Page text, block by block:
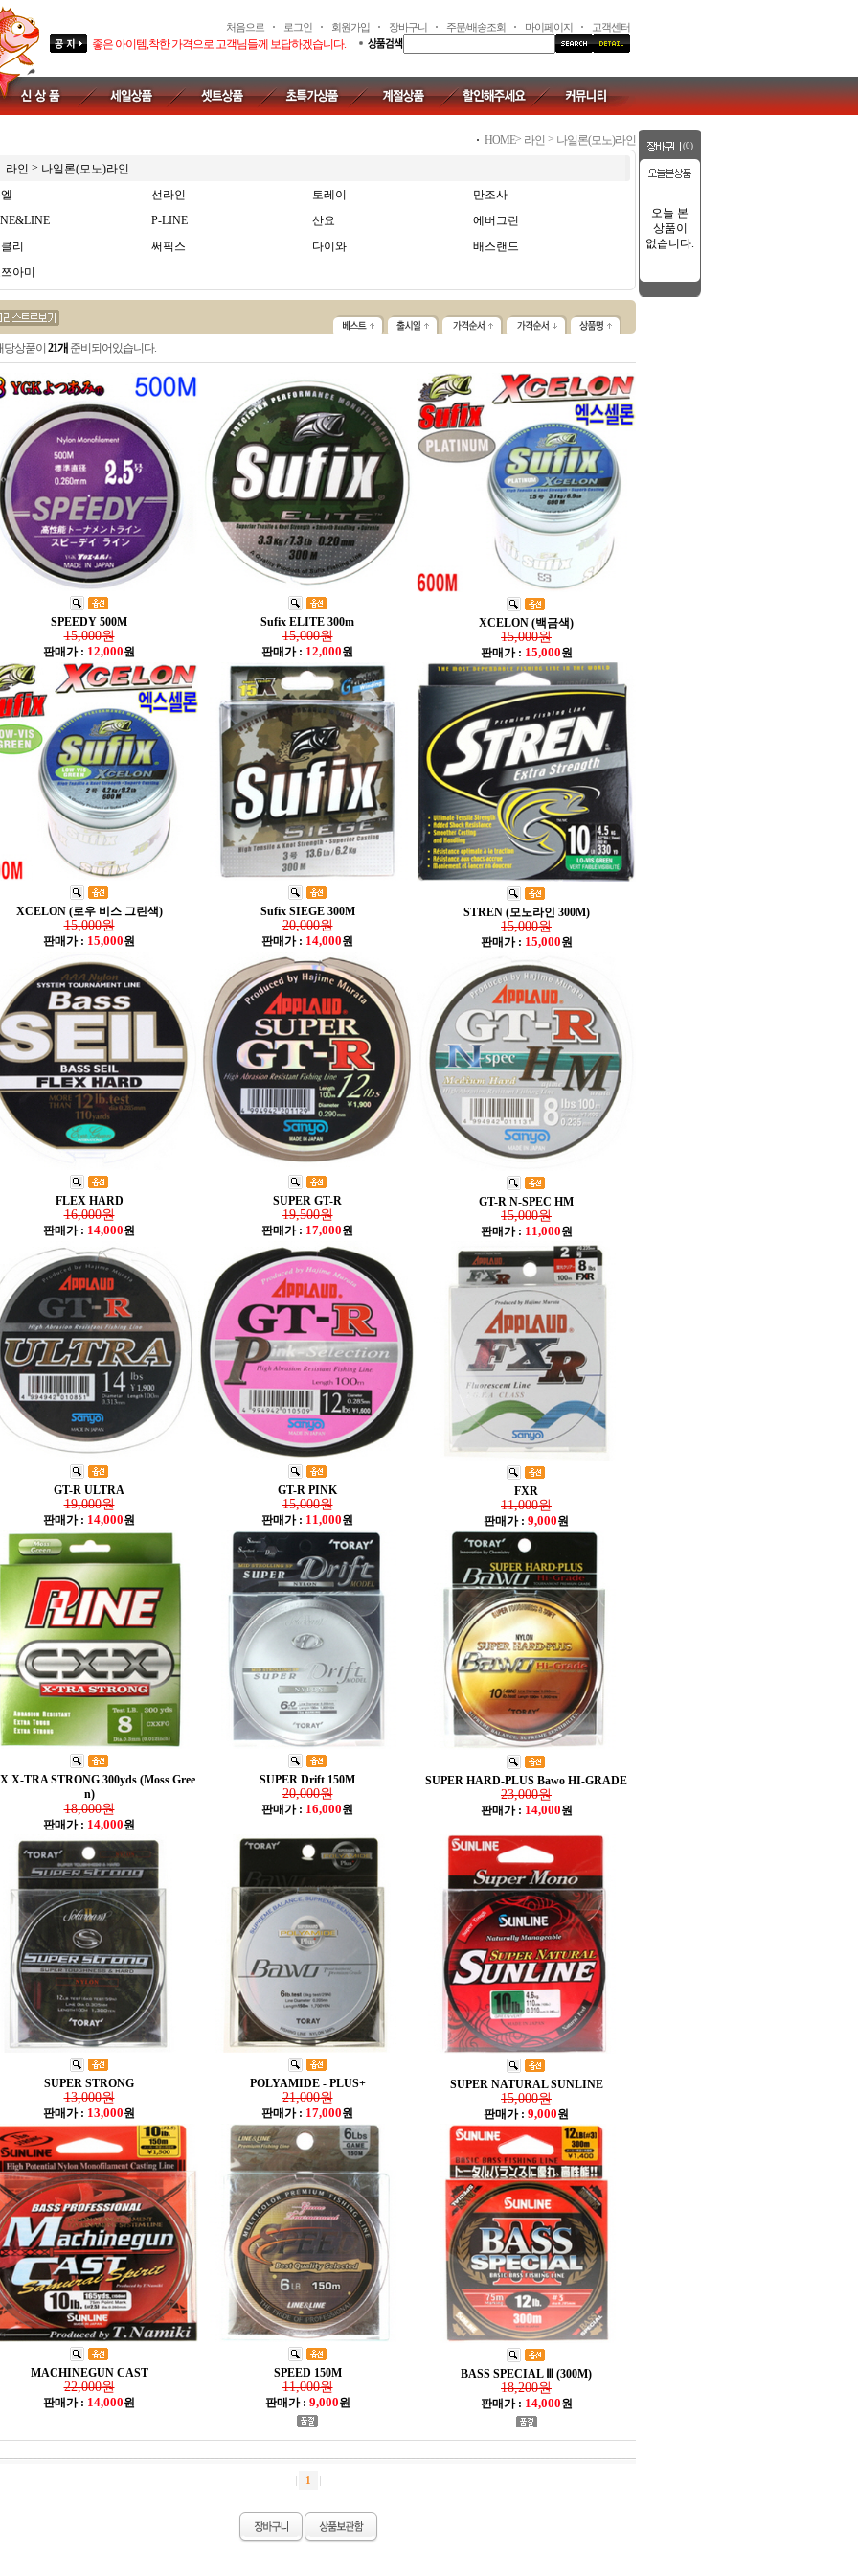
처음으로 로그인 회원가입 장바구니 주문/배송조회 마이페이지 고객센터
좋은 아이템,착한 가격으로 고객님들께 보답하겠습니다.
(0)
오늘 본
상품이
없습니다.
HOME> 라인 > 나일론(모노)라인
라인 > 나일론(모노)라인
선라인 토레이
만조사
P-LINE 산요
에버그린
리
써픽스 다이와
배스랜드
아미
당상품이 21개 준비되어있습니다.
SPEEDY 500M
15,000원
판매가 : 12,000원
Sufix ELITE 300m
15,000원
판매가 : 12,000원
XCELON (백금색)
15,000원
판매가 : 15,000원
XCELON (로우 비스 그린색)
15,000원
판매가 : 15,000원
Sufix SIEGE 300M
20,000원
판매가 : 14,000원
STREN (모노라인 300M)
15,000원
판매가 : 15,000원
FLEX HARD
16,000원
판매가 : 14,000원
SUPER GT-R
19,500원
판매가 : 17,000원
GT-R N-SPEC HM
15,000원
판매가 : 11,000원
GT-R ULTRA
19,000원
판매가 : 14,000원
GT-R PINK
15,000원
판매가 : 11,000원
FXR
11,000원
판매가 : 9,000원
X-TRA STRONG 300yds (Moss Gree
n)
18,000원
판매가 : 14,000원
SUPER Drift 150M
20,000원
판매가 : 16,000원
SUPER HARD-PLUS Bawo HI-GRADE
23,000원
판매가 : 14,000원
SUPER STRONG
13,000원
판매가 : 13,000원
POLYAMIDE - PLUS+
21,000원
판매가 : 17,000원
SUPER NATURAL SUNLINE
15,000원
판매가 : 9,000원
MACHINEGUN CAST
22,000원
판매가 : 14,000원
SPEED 150M
11,000원
판매가 : 9,000원
BASS SPECIAL Ⅲ (300M)
18,200원
판매가 : 14,000원
1